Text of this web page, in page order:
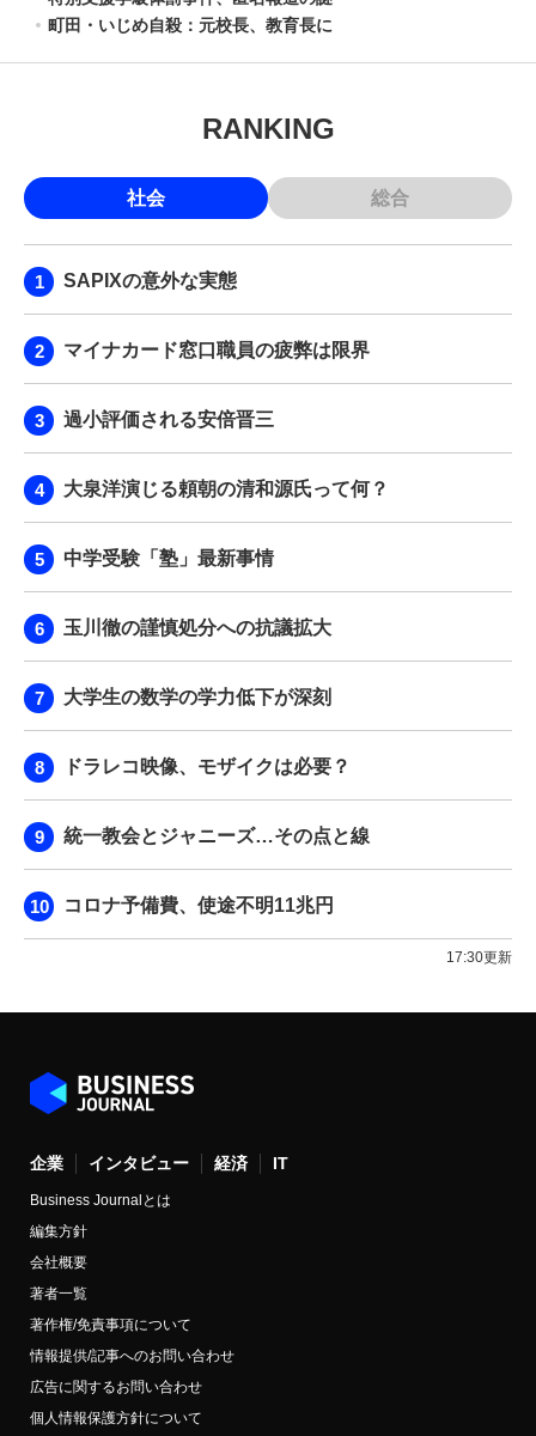
町田・いじめ自殺：元校長、教育長に
RANKING
社会 総合
SAPIXの意外な実態
マイナカード窓口職員の疲弊は限界
過小評価される安倍晋三
大泉洋演じる頼朝の清和源氏って何？
中学受験「塾」最新事情
玉川徹の謹慎処分への抗議拡大
大学生の数学の学力低下が深刻
ドラレコ映像、モザイクは必要？
統一教会とジャニーズ…その点と線
コロナ予備費、使途不明11兆円
17:30更新
企業 インタビュー 経済 IT
Business Journalとは
編集方針
会社概要
著者一覧
著作権/免責事項について
情報提供/記事へのお問い合わせ
広告に関するお問い合わせ
個人情報保護方針について